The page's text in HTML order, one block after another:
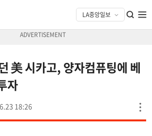
美 시카고, 양자컴퓨팅에 베
자
18:26